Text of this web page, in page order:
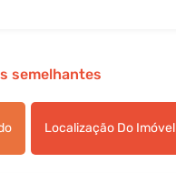
semelhantes
Localização Do Imóvel